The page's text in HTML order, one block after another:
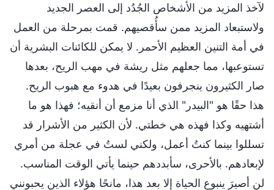
لآخذ المزيد من الأشخاص الجُدُد إلى العصر الجديد
ولاستبعاد المزيد ممن سأُقصيهم. قمت بمرحلة من العمل
في أمة التنين العظيم الأحمر. لا يمكن للكائنات البشرية أن
تستوعبها، مما جعلهم مثل ريشة في مهب الريح، بعدها
صار الكثيرون ينجرفون بعيدًا في هدوء مع هبوب الريح.
هذا حقًا هو "البيدر" الذي أنا مزمع أن أنقيه؛ فهذا هو ما
أشتهيه وكذا فهذه هي خطتي. لأن الكثير من الأشرار قد
تسللوا بينما كنتُ أعمل، ولكني لستُ في عجلة من أمري
لإبعادهم. بالأحرى، سأبددهم حينما يأتي الوقت المناسب.
لن أصيرَ ينبوع الحياة إلا بعد هذا، مانحًا هؤلاء الذين يحبونني